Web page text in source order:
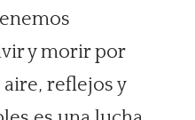
y morir por
reflejos y